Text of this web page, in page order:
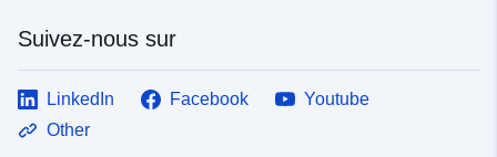
Suivez-nous sur
LinkedIn Facebook
Youtube
Other